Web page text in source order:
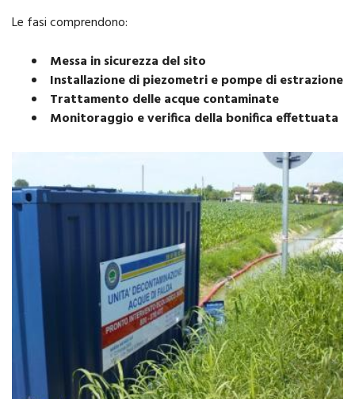
Le fasi comprendono:
Messa in sicurezza del sito
Installazione di piezometri e pompe di estrazione
Trattamento delle acque contaminate
Monitoraggio e verifica della bonifica effettuata